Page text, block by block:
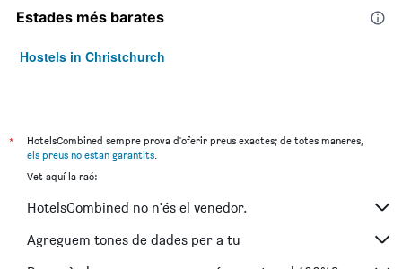
Estades més barates
Hostels in Christchurch
*
HotelsCombined sempre prova d'oferir preus exactes; de totes maneres,
els preus no estan garantits.
Vet aquí la raó:
HotelsCombined no n'és el venedor.
Agreguem tones de dades per a tu